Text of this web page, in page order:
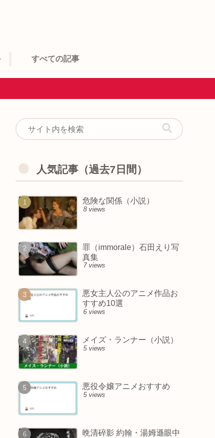
すべての記事
人気記事（過去7日間）
危険な関係（小説）
8 views
罪（immorale）石田えり写
真集
7 views
悪女主人公のアニメ作品お
すすめ10選
6 views
メイズ・ランナー（小説）
5 views
悪役令嬢アニメおすすめ
5 views
晩清碎影 約翰・湯姆遜眼中